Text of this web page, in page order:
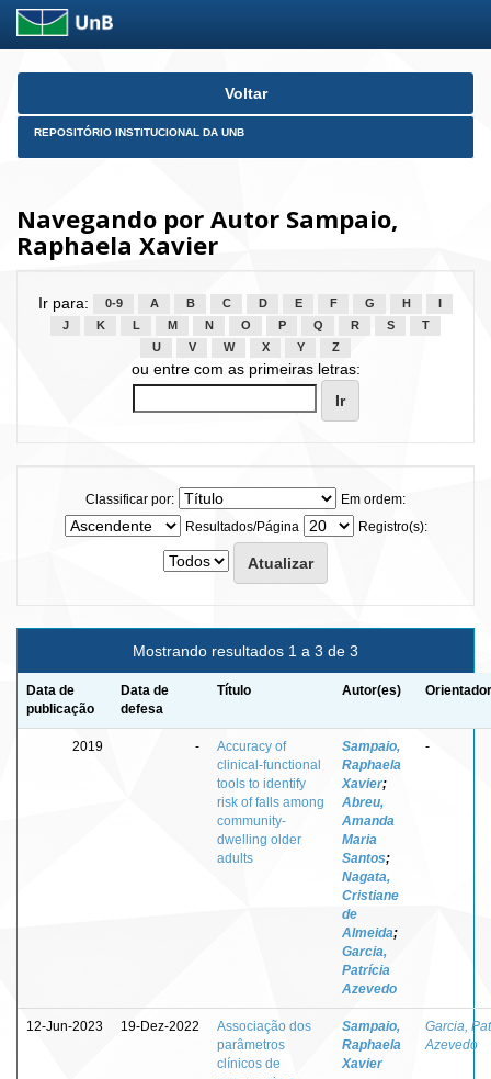
Skip
Voltar
REPOSITÓRIO INSTITUCIONAL DA UNB
Navegando por Autor Sampaio,
Raphaela Xavier
Ir para: 0-9 A B C D E F G H
J
K L M N O P Q R S
T
U
V W X Y Z
ou entre com as primeiras letras:
Classificar por:
Em ordem:
Resultados/Página
Registro(s):
Mostrando resultados 1 a 3 de 3
Data de
publicação
Data de
defesa
Título Autor(es)
2019 -
Accuracy of
clinical-functional
tools to identify
risk of falls among
community-
dwelling older
adults
Sampaio,
Raphaela
Xavier;
Abreu,
Amanda
Maria
Santos;
Nagata,
Cristiane
de
Almeida;
Garcia,
Patrícia
Azevedo
-
12-Jun-2023 19-Dez-2022
Associação dos
parâmetros
clínicos de
Sampaio,
Raphaela
Xavier
Garcia,
Azevedo